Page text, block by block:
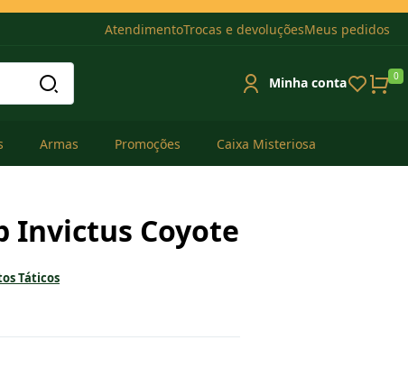
AtendimentoTrocas e devoluçõesMeus pedidos
Minha conta 0
Armas Promoções Caixa Misteriosa
Invictus Coyote
Táticos